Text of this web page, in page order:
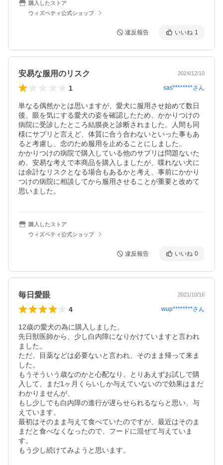
購入したストア
ウィズペティ公式ショップ
違反報告 いいね 1
安易な服用のリスク 2024/12/10
1 sas********さん
単なる偶然かとは思いますが、愛犬に服用させ始めて数日
後、眼を気にする愛犬の姿を確認したため、かかりつけの
病院に受診したところ結膜炎と診断されました。人間も同
様にサプリと言えど、体質に合う合わないといった事もあ
ると考慮し、念のため服用を止めることにしました。
かかりつけの病院で購入している他のサプリは問題ないた
め、安易な考えで本商品を購入しましたが、喋れない犬に
は余計なリスクとなる場合もあるかと考え、事前にかかり
つけの病院に相談してから服用させることが重要と改めて
思いました。
購入したストア
ウィズペティ公式ショップ
違反報告 いいね 0
毎日愛眼 2021/10/16
4 wup********さん
12歳の愛犬の為に購入しました。
先日獣医師から、少し白内障になりかけていますと言われ
ました。
ただ、目薬などは必要ないと言われ、そのまま帰って来ま
した。
もうそういう歳なのかと心配なり、とりあえずお試しで購
入して、まだ1ヶ月くらいしか与えていないので効果はまだ
わかりませんが、
もし少しでも白内障の進行が遅らせられるならと思い、与
えています。
最初はそのまま与えて食べていたのですが、最近はそのま
まだと食べなくなったので、フードに混ぜて与えていま
す。
もう少し続けてみようと思います。